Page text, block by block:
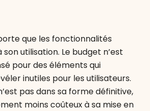
que les fonctionnalités
utilisation. Le budget n’est
pour des éléments qui
inutiles pour les utilisateurs.
pas dans sa forme définitive,
moins coûteux à sa mise en